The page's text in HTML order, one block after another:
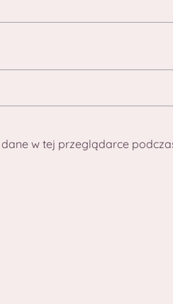
w tej przeglądarce